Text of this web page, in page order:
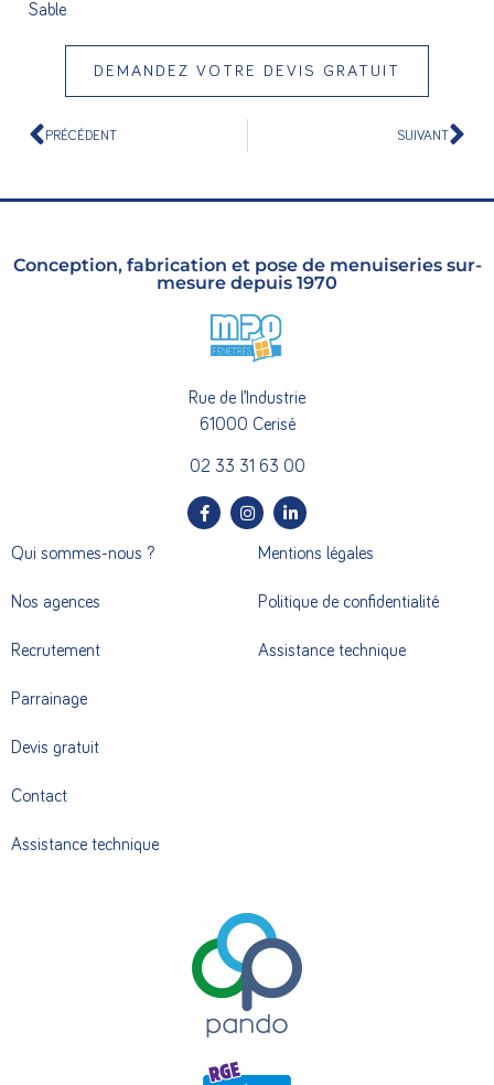
Sable
DEMANDEZ VOTRE DEVIS GRATUIT
PRÉCÉDENT SUIVANT
Conception, fabrication et pose de menuiseries sur-
mesure depuis 1970
Rue de l’Industrie
61000 Cerisé
02 33 31 63 00
Qui sommes-nous ?
Nos agences
Recrutement
Parrainage
Devis gratuit
Contact
Assistance technique
Mentions légales
Politique de confidentialité
Assistance technique